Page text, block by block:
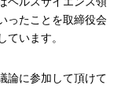
ったことを取締役会
ています。
論に参加して頂けて